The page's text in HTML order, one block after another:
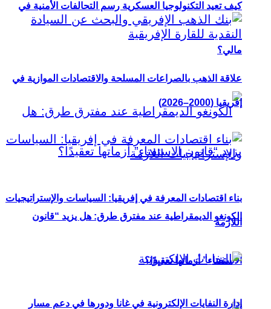
كيف تعيد التكنولوجيا العسكرية رسم التحالفات الأمنية في
مالي؟
الكونغو الديمقراطية عند مفترق طرق: هل يزيد “قانون
الاستفتاء” أزماتها تعقيدًا؟
علاقة الذهب بالصراعات المسلحة والاقتصادات الموازية في
إفريقيا (2000–2026)
بناء اقتصادات المعرفة في إفريقيا: السياسات والإستراتيجيات
اللازمة
إدارة النفايات الإلكترونية في غانا ودورها في دعم مسار